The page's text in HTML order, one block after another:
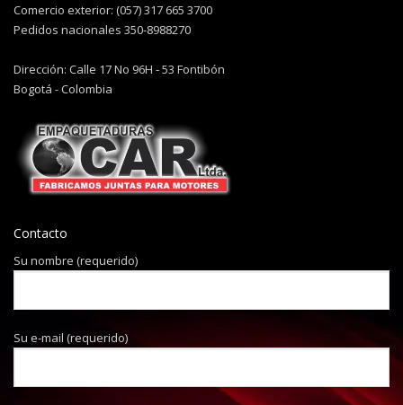
Comercio exterior: (057) 317 665 3700
Pedidos nacionales 350-8988270
Dirección: Calle 17 No 96H - 53 Fontibón
Bogotá - Colombia
Contacto
Su nombre (requerido)
Su e-mail (requerido)